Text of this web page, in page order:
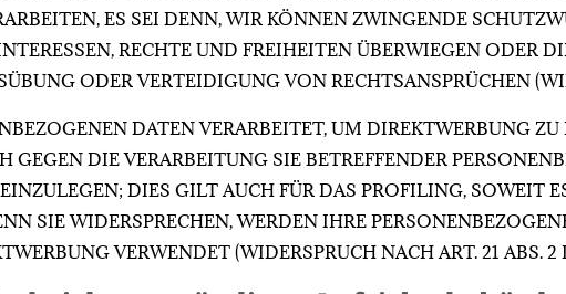
ES SEI DENN, WIR KÖNNEN ZWINGENDE
RECHTE UND FREIHEITEN ÜBERWIEGEN ODER
ODER VERTEIDIGUNG VON RECHTSANSPRÜCHEN
DATEN VERARBEITET, UM DIREKTWERBUNG
GEGEN DIE VERARBEITUNG SIE BETREFFENDER
DIES GILT AUCH FÜR DAS PROFILING, SOWEIT
SIE WIDERSPRECHEN, WERDEN IHRE
VERWENDET (WIDERSPRUCH NACH ART. 21 ABS. 2